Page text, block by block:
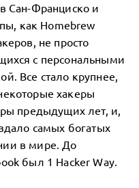
Сан-Франциско и
как Homebrew
не просто
с персональными
Все стало крупнее,
хакеры
предыдущих лет, и,
самых богатых
в мире. До
был 1 Hacker Way.